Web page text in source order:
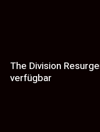
The Division
verfügbar